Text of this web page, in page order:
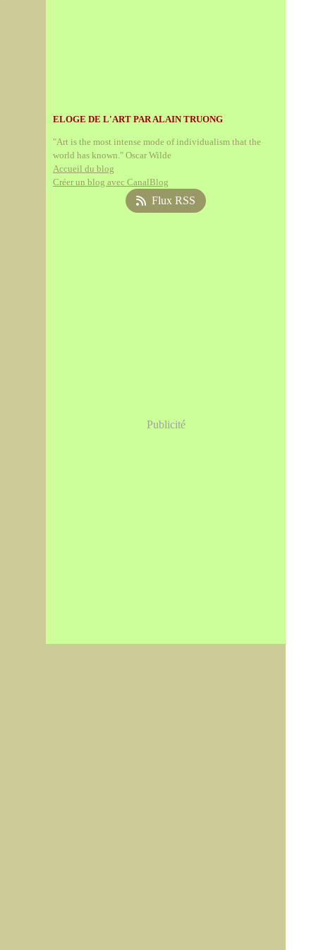
ELOGE DE L'ART PAR ALAIN TRUONG
"Art is the most intense mode of individualism that the
world has known." Oscar Wilde
Accueil du blog
Créer un blog avec CanalBlog
Flux RSS
Publicité